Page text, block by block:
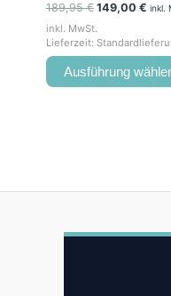
189,95€ 149,00 € inkl.
inkl. MwSt.
Lieferzeit:
Ausführung